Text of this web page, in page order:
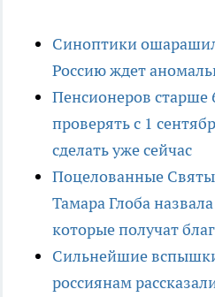
Синоптики
Россию ждет
Пенсионеров старше
проверять с 1
сделать уже сейчас
Поцелованные
Тамара Глоба
которые получат
Сильнейшие
россиянам